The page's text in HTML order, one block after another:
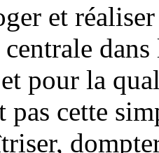
et
pour la
pas cette